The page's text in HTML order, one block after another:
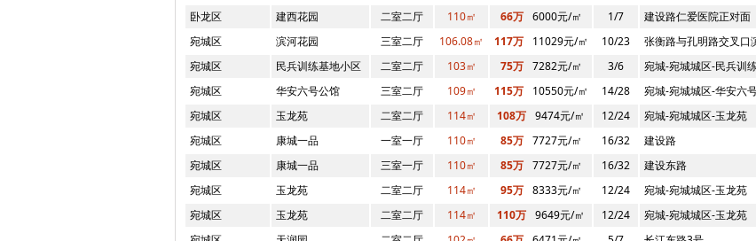
卧龙区
建西花园 二室二厅 110㎡ 66万 6000元/㎡ 1/7 建设路仁爱医院正对面
宛城区
滨河花园 三室二厅 106.08㎡ 117万 11029元/㎡ 10/23 张衡路与孔明路交叉口
宛城区
民兵训练基地小区 二室二厅 103㎡ 75万 7282元/㎡ 3/6 宛城-宛城城区-民兵训
宛城区
华安六号公馆 三室二厅 109㎡ 115万 10550元/㎡ 14/28 宛城-宛城城区-华安六
宛城区
玉龙苑 二室二厅 114㎡ 108万 9474元/㎡ 12/24 宛城-宛城城区-玉龙苑
宛城区
康城一品 一室一厅 110㎡ 85万 7727元/㎡ 16/32 建设路
宛城区
康城一品 三室一厅 110㎡ 85万 7727元/㎡ 16/32 建设东路
宛城区
玉龙苑 二室二厅 114㎡ 95万 8333元/㎡ 12/24 宛城-宛城城区-玉龙苑
宛城区
玉龙苑 二室二厅 114㎡ 110万 9649元/㎡ 12/24 宛城-宛城城区-玉龙苑